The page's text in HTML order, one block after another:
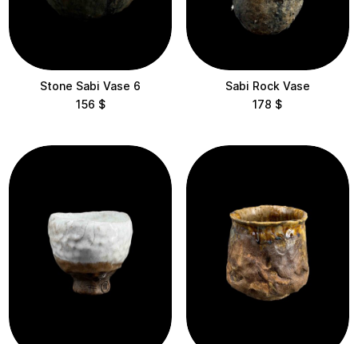
Stone Sabi Vase 6
156 $
Sabi Rock Vase
178 $